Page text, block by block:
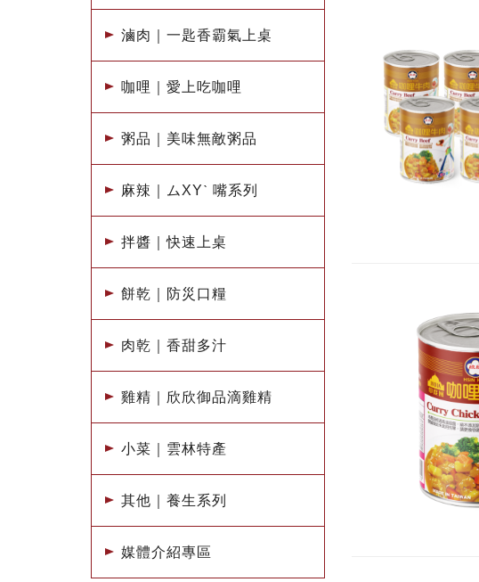
滷肉｜一匙香霸氣上桌
咖哩｜愛上吃咖哩
粥品｜美味無敵粥品
麻辣｜ムXYˋ 嘴系列
拌醬｜快速上桌
餅乾｜防災口糧
肉乾｜香甜多汁
雞精｜欣欣御品滴雞精
小菜｜雲林特產
其他｜養生系列
媒體介紹專區